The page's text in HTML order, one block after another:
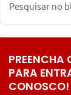
PREENCHA
PARA
CONOSCO!